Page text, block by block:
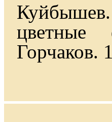
цветные
Горчаков.